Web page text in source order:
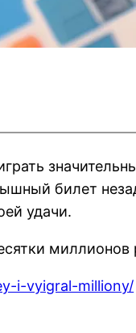
билет
удачи.
миллионов
i-vyigral-milliony/